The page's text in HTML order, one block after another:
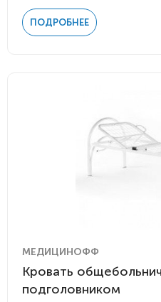
ПОДРОБНЕЕ
МЕДИЦИНОФФ
Кровать
подголовником